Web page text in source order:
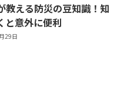
教える防災の豆知識！知
と意外に便利
29日